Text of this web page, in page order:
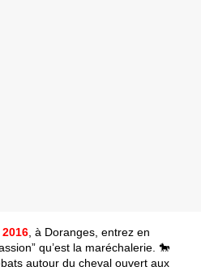
, à Doranges, entrez en
qu’est la maréchalerie. 🐎
autour du cheval ouvert aux